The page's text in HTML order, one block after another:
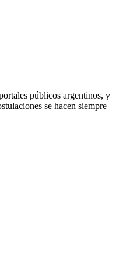
públicos argentinos, y
se hacen siempre